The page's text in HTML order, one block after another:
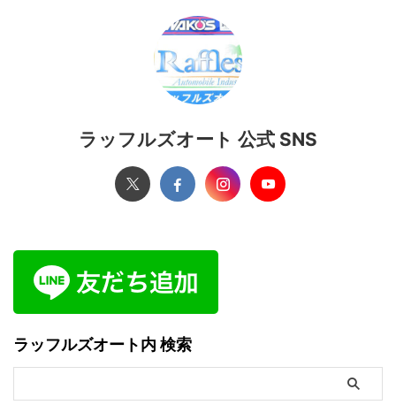
ラッフルズオート 公式 SNS
ラッフルズオート内 検索